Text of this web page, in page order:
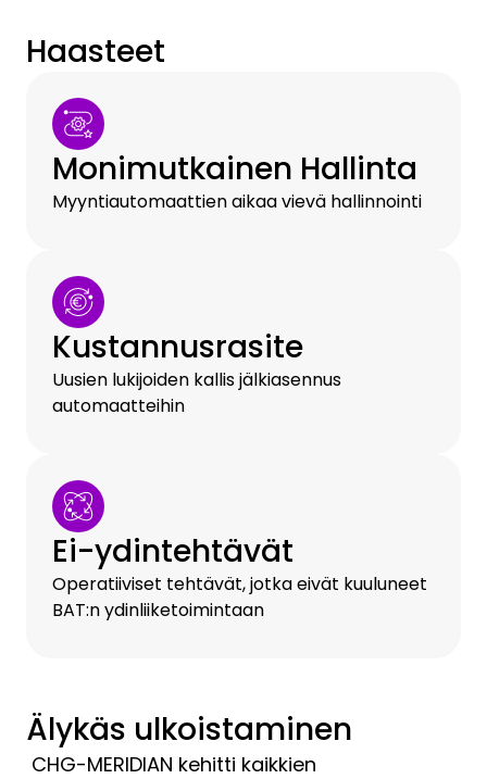
Haasteet
Monimutkainen Hallinta
Myyntiautomaattien aikaa vievä hallinnointi
Kustannusrasite
Uusien lukijoiden kallis jälkiasennus
automaatteihin
Ei-ydintehtävät
Operatiiviset tehtävät, jotka eivät kuuluneet
BAT:n ydinliiketoimintaan
Älykäs ulkoistaminen
CHG-MERIDIAN kehitti kaikkien